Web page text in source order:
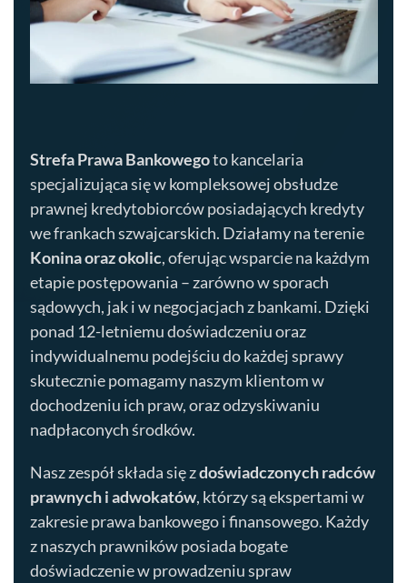
Strefa Prawa Bankowegoto kancelaria
specjalizująca się w kompleksowej obsłudze
prawnej kredytobiorców posiadających kredyty
we frankach szwajcarskich. Działamy na terenie
Koninaoraz okolic, oferując wsparcie na każdym
etapie postępowania – zarówno w sporach
sądowych, jak i w negocjacjach z bankami. Dzięki
ponad 12-letniemu doświadczeniu oraz
indywidualnemu podejściu do każdej sprawy
skutecznie pomagamy naszym klientom w
dochodzeniu ich praw, oraz odzyskiwaniu
nadpłaconych środków.
Nasz zespół składa się zdoświadczonych radców
prawnych i adwokatów, którzy są ekspertami w
zakresie prawa bankowego i finansowego. Każdy
z naszych prawników posiada bogate
doświadczenie w prowadzeniu spraw